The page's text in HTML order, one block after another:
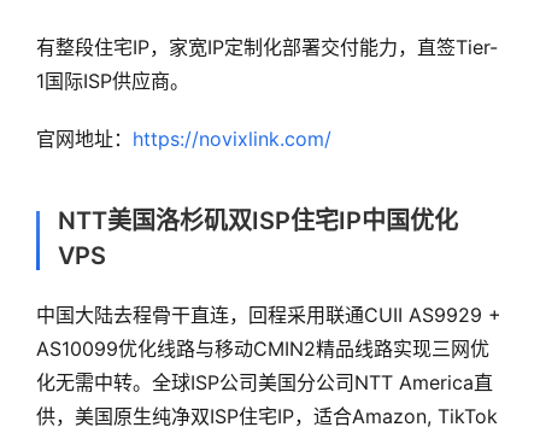
有整段住宅IP，家宽IP定制化部署交付能力，直签Tier-
1国际ISP供应商。
官网地址： https://novixlink.com/
NTT美国洛杉矶双ISP住宅IP中国优化
VPS
中国大陆去程骨干直连，回程采用联通CUII AS9929 +
AS10099优化线路与移动CMIN2精品线路实现三网优
化无需中转。全球ISP公司美国分公司NTT America直
供，美国原生纯净双ISP住宅IP，适合Amazon, TikTok